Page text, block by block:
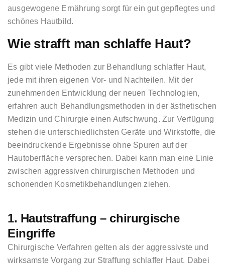
ausgewogene Ernährung sorgt für ein gut gepflegtes und
schönes Hautbild.
Wie strafft man schlaffe Haut?
Es gibt viele Methoden zur Behandlung schlaffer Haut,
jede mit ihren eigenen Vor- und Nachteilen. Mit der
zunehmenden Entwicklung der neuen Technologien,
erfahren auch Behandlungsmethoden in der ästhetischen
Medizin und Chirurgie einen Aufschwung. Zur Verfügung
stehen die unterschiedlichsten Geräte und Wirkstoffe, die
beeindruckende Ergebnisse ohne Spuren auf der
Hautoberfläche versprechen. Dabei kann man eine Linie
zwischen aggressiven chirurgischen Methoden und
schonenden Kosmetikbehandlungen ziehen.
1. Hautstraffung – chirurgische
Eingriffe
Chirurgische Verfahren gelten als der aggressivste und
wirksamste Vorgang zur Straffung schlaffer Haut. Dabei